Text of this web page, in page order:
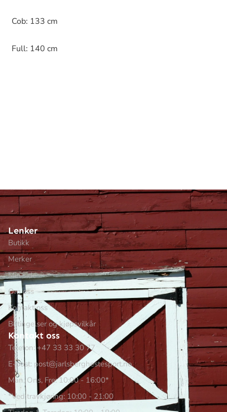
Cob: 133 cm
Full: 140 cm
Lenker
Butikk
Merker
Min side
Om oss
Kontakt oss
Betingelser og kjøpsvilkår
Kontakt oss
Telefon: +47 33 33 30 77
E-post: post@jarlsberghestesport.no
Man, Ons, Fre: 10:00 - 16:00*
*Ved travkjøring: 10:00 - 21:00